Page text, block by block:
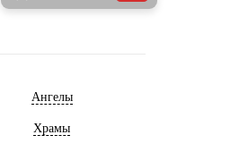
Ангелы
Храмы